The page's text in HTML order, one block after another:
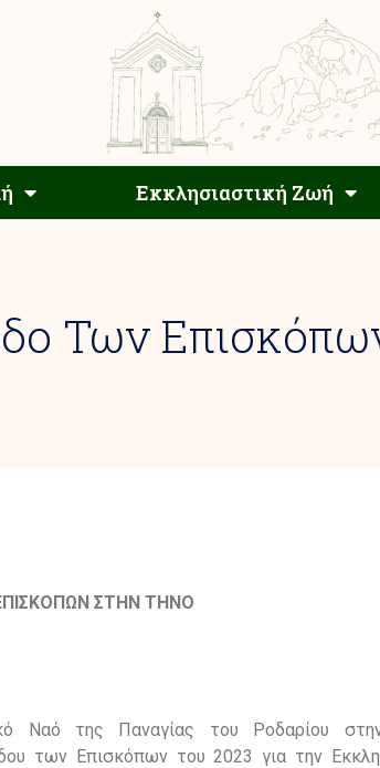
Εκκλησιαστική Ζωή
Αρχιεπισκοπή
Των
ΣΤΗΝ ΤΗΝΟ
Ναό της Παναγίας του Ροδαρίου
των Επισκόπων του 2023 για την